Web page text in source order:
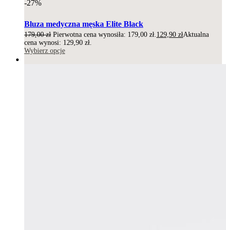
-27%
Bluza medyczna męska Elite Black
179,00zł Pierwotna cena wynosiła: 179,00 zł. 129,90 złAktualna
cena wynosi: 129,90 zł.
Wybierz opcje